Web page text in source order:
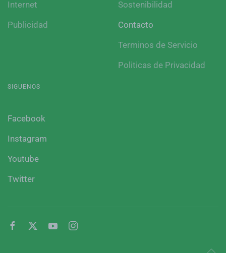
Internet
Publicidad
Sostenibilidad
Contacto
Terminos de Servicio
Politicas de Privacidad
SIGUENOS
Facebook
Instagram
Youtube
Twitter